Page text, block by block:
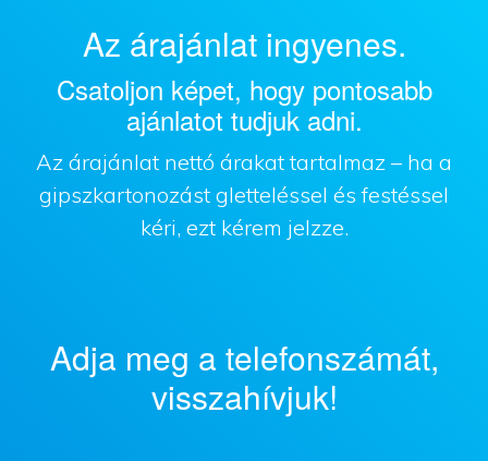
Az árajánlat ingyenes.
Csatoljon képet, hogy pontosabb
ajánlatot tudjuk adni.
Az árajánlat nettó árakat tartalmaz – ha a
gipszkartonozást gletteléssel és festéssel
kéri, ezt kérem jelzze.
Adja meg a telefonszámát,
visszahívjuk!